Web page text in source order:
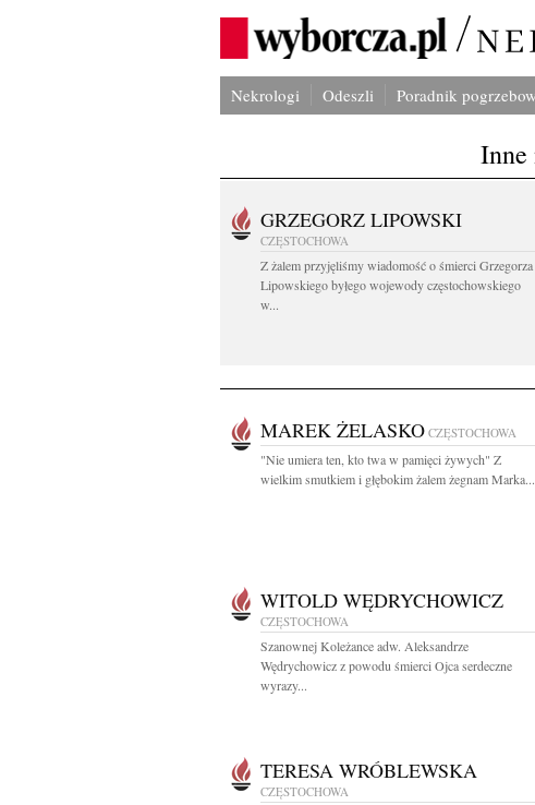
Nekrologi Odeszli Poradnik
GRZEGORZ LIPOWSKI
CZĘSTOCHOWA
Z żalem przyjęliśmy wiadomość o śmierci Grzegorza
Lipowskiego byłego wojewody częstochowskiego
w...
MAREK ŻELASKO CZĘSTOCHOWA
"Nie umiera ten, kto twa w pamięci żywych" Z
wielkim smutkiem i głębokim żalem żegnam Marka...
WITOLD WĘDRYCHOWICZ
CZĘSTOCHOWA
Szanownej Koleżance adw. Aleksandrze
Wędrychowicz z powodu śmierci Ojca serdeczne
wyrazy...
TERESA WRÓBLEWSKA
CZĘSTOCHOWA